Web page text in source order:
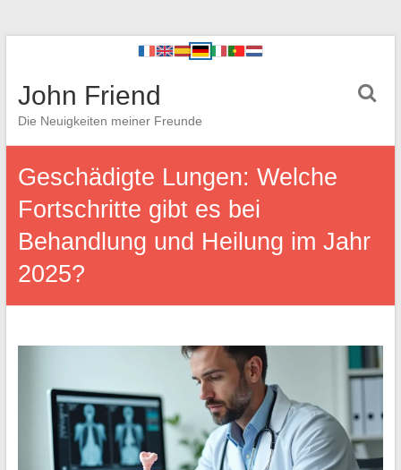
John Friend
Die Neuigkeiten meiner Freunde
Geschädigte Lungen: Welche
Fortschritte gibt es bei
Behandlung und Heilung im Jahr
2025?